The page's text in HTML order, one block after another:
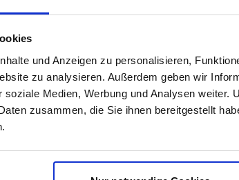
und Anzeigen zu personalisieren,
zu analysieren. Außerdem geben wir
Medien, Werbung und Analysen weiter.
zusammen, die Sie ihnen bereitgestellt